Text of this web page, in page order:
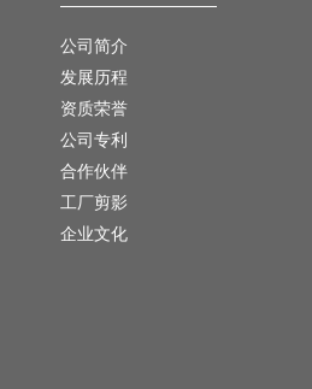
公司简介
发展历程
资质荣誉
公司专利
合作伙伴
工厂剪影
企业文化